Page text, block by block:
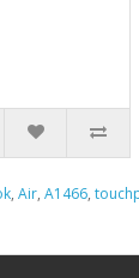
, Air, A1466,